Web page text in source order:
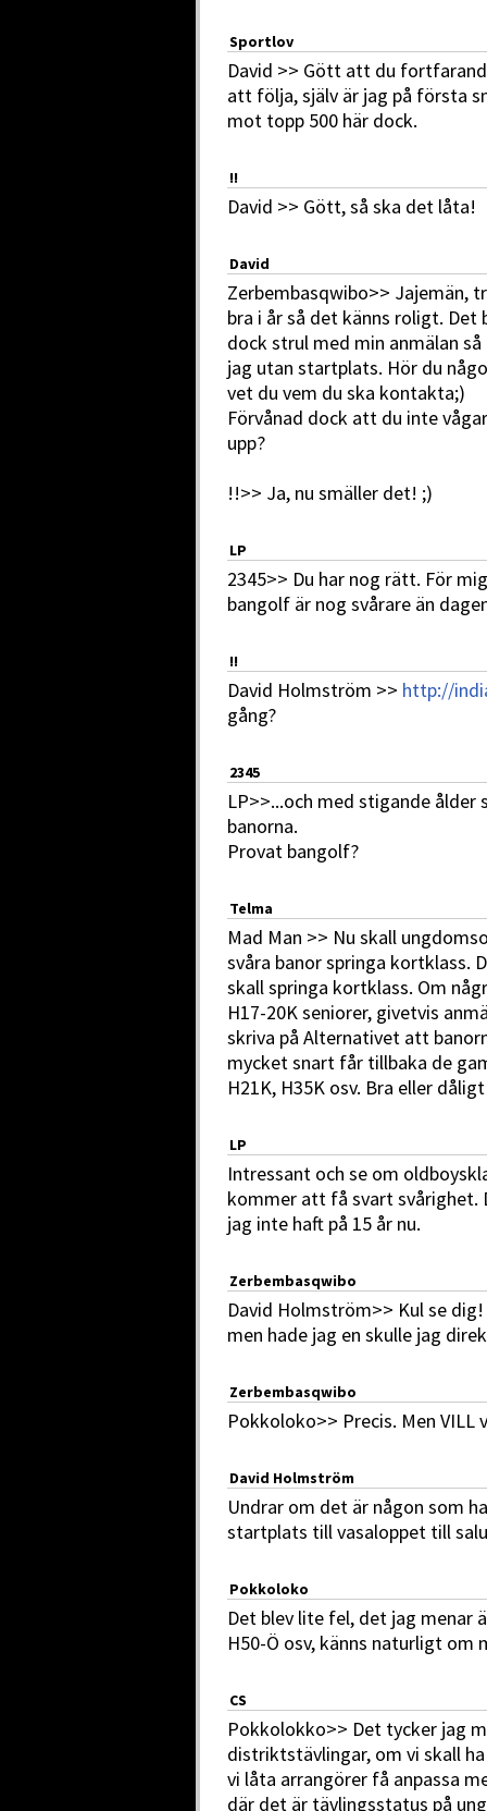
Sportlov
David >> Gött att du
att följa, själv är jag på första
mot topp 500 här dock.
!!
David >> Gött, så ska det låta!
David
Zerbembasqwibo>> Jajemän,
bra i år så det känns roligt. Det
dock strul med min anmälan så
jag utan startplats. Hör du
vet du vem du ska kontakta;)
Förvånad dock att du inte
upp?
!!>> Ja, nu smäller det! ;)
LP
2345>> Du har nog rätt. För
bangolf är nog svårare än
!!
David Holmström >> http://
gång?
2345
LP>>...och med stigande
banorna.
Provat bangolf?
Telma
Mad Man >> Nu skall
svåra banor springa kortklass.
skall springa kortklass. Om
H17-20K seniorer, givetvis
skriva på Alternativet att
mycket snart får tillbaka de
H21K, H35K osv. Bra eller
LP
Intressant och se om
kommer att få svart svårighet.
jag inte haft på 15 år nu.
Zerbembasqwibo
David Holmström>> Kul se
men hade jag en skulle jag
Zerbembasqwibo
Pokkoloko>> Precis. Men VILL
David Holmström
Undrar om det är någon som
startplats till vasaloppet till
Pokkoloko
Det blev lite fel, det jag menar
H50-Ö osv, känns naturligt
CS
Pokkolokko>> Det tycker jag
distriktstävlingar, om vi skall
vi låta arrangörer få anpassa
där det är tävlingsstatus på